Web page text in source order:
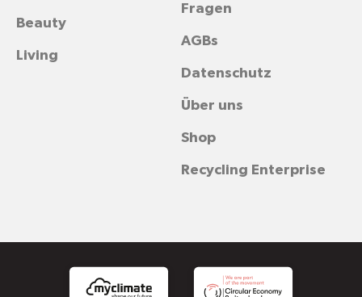
Fragen
AGBs
Datenschutz
Über uns
Shop
Recycling Enterprise
Beauty
Living